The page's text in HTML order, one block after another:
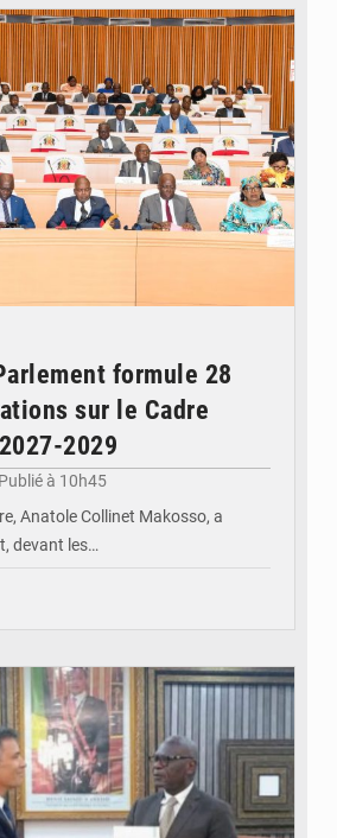
formule 28
sur le Cadre
2029
Publié à 10h45
Anatole Collinet Makosso, a
devant les…